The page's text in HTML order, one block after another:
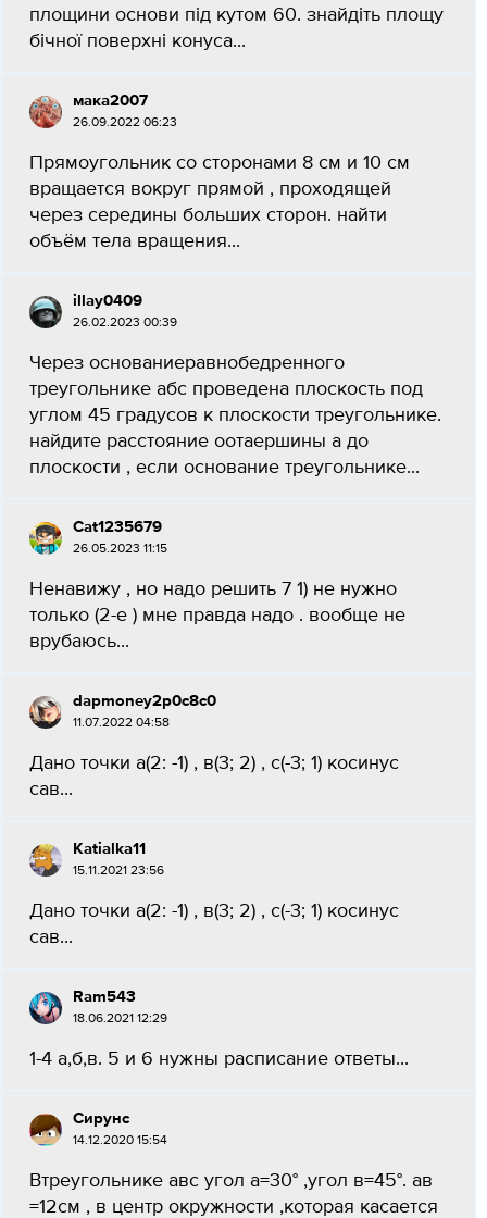
площини основи під кутом 60. знайдіть площу
бічної поверхні конуса...
мака2007
26.09.2022 06:23
Прямоугольник со сторонами 8 см и 10 см
вращается вокруг прямой , проходящей
через середины больших сторон. найти
объём тела вращения...
illay0409
26.02.2023 00:39
Через основаниеравнобедренного
треугольнике абс проведена плоскость под
углом 45 градусов к плоскости треугольнике.
найдите расстояние оотаершины а до
плоскости , если основание треугольнике...
Cat1235679
26.05.2023 11:15
Ненавижу , но надо решить 7 1) не нужно
только (2-е ) мне правда надо . вообще не
врубаюсь...
dapmoney2p0c8c0
11.07.2022 04:58
Дано точки а(2: -1) , в(3; 2) , с(-3; 1) косинус
сав...
Katialka11
15.11.2021 23:56
Дано точки а(2: -1) , в(3; 2) , с(-3; 1) косинус
сав...
Ram543
18.06.2021 12:29
1-4 а,б,в. 5 и 6 нужны расписание ответы...
Сирунс
14.12.2020 15:54
Втреугольнике авс угол а=30° ,угол в=45°. ав
=12см , в центр окружности ,которая касается